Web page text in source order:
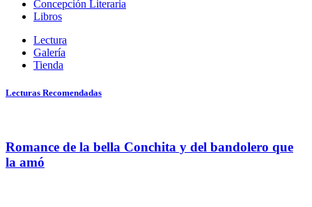
Concepción Literaria
Libros
Lectura
Galería
Tienda
Lecturas Recomendadas
Romance de la bella Conchita y del bandolero que
la amó